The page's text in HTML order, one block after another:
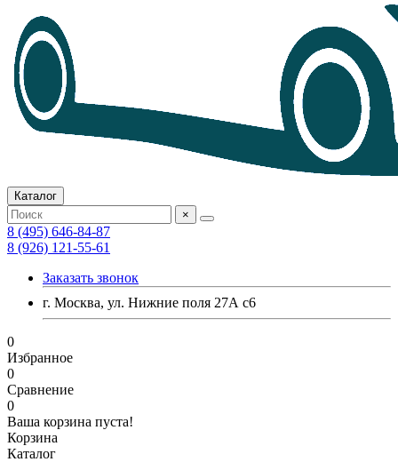
Каталог
×
8 (495) 646-84-87
8 (926) 121-55-61
Заказать звонок
г. Москва, ул. Нижние поля 27А с6
0
Избранное
0
Сравнение
0
Ваша корзина пуста!
Корзина
Каталог